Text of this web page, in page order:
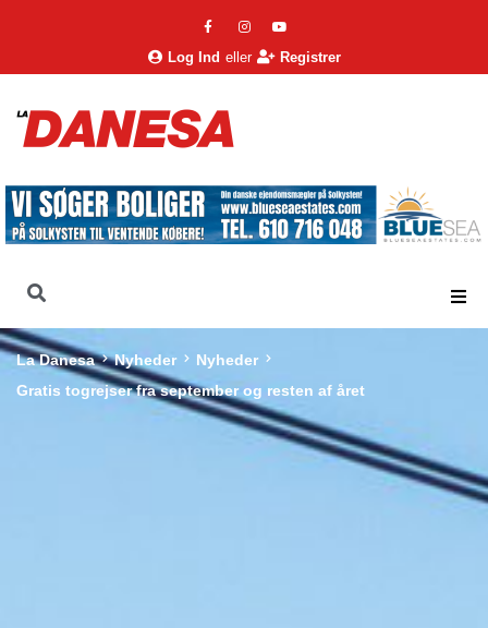
Log Ind eller Registrer
La Danesa Nyheder
Nyheder
Gratis togrejser fra september og resten af året